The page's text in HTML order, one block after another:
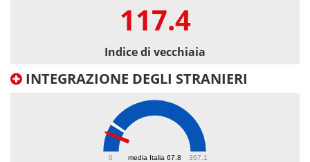
117.4
Indice di vecchiaia
INTEGRAZIONE DEGLI STRANIERI
media Italia 67.8
0 367.1